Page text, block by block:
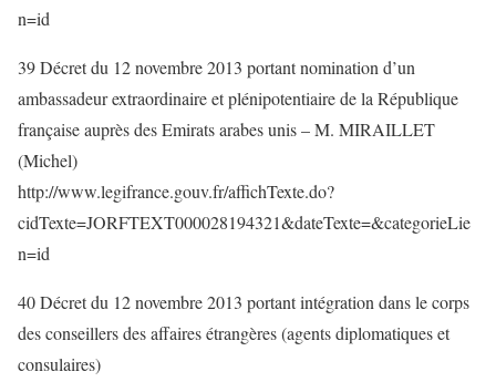
n=id
39 Décret du 12 novembre 2013 portant nomination d’un
ambassadeur extraordinaire et plénipotentiaire de la République
française auprès des Emirats arabes unis – M. MIRAILLET
(Michel)
http://www.legifrance.gouv.fr/affichTexte.do?
cidTexte=JORFTEXT000028194321&dateTexte=&categorieLie
n=id
40 Décret du 12 novembre 2013 portant intégration dans le corps
des conseillers des affaires étrangères (agents diplomatiques et
consulaires)